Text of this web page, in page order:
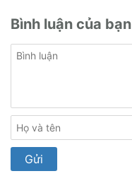
Bình luận của bạn